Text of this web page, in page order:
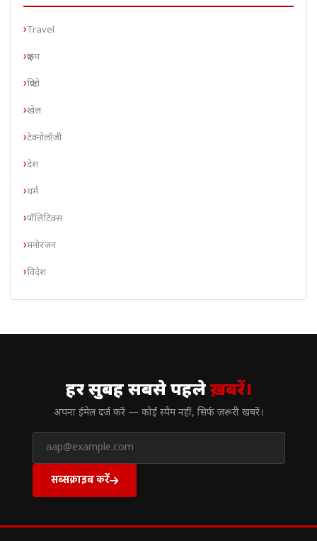
Travel
क्राइम
क्रिप्टो
खेल
टेक्नोलॉजी
देश
धर्म
पॉलिटिक्स
मनोरंजन
विदेश
हर सुबह सबसे पहलेख़बरें।
अपना ईमेल दर्ज करें — कोई स्पैम नहीं, सिर्फ ज़रूरी खबरें।
सब्सक्राइब करें